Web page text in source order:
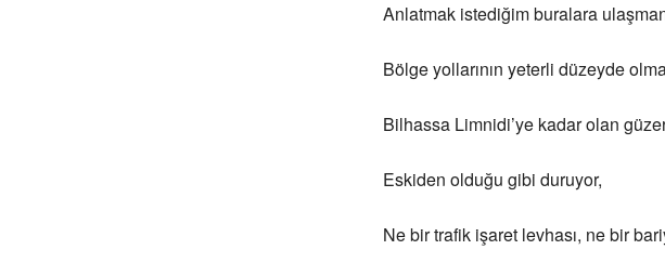
Anlatmak istediğim buralara
Bölge yollarının yeterli düzeyde
Bilhassa Limnidi’ye kadar olan
Eskiden olduğu gibi duruyor,
Ne bir trafik işaret levhası, ne bir